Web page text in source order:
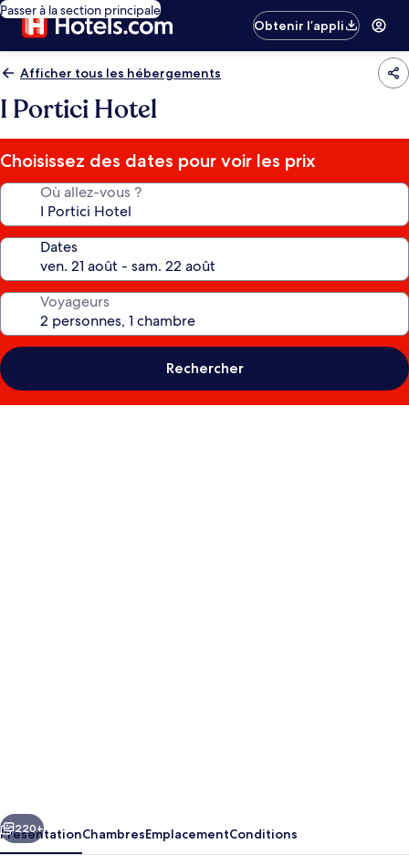
Passer à la section principale
Obtenir l’appli
Afficher tous les hébergements
I Portici Hotel
Choisissez des dates pour voir les prix
Où allez-vous ?
Dates
Voyageurs
Rechercher
Suivant
220+
PrésentationChambresEmplacementConditions